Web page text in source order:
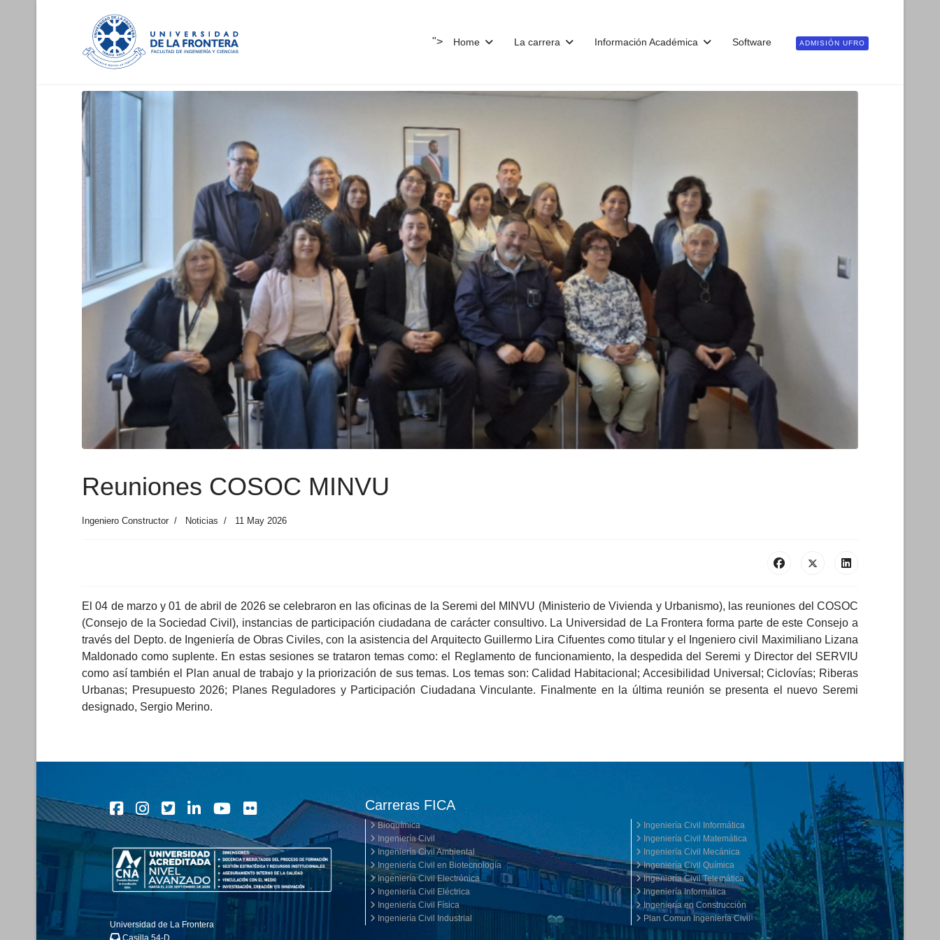
"> Home La carrera Información Académica Software ADMISIÓN UFRO
Reuniones COSOC MINVU
Ingeniero Constructor Noticias 11 May 2026
El 04 de marzo y 01 de abril de 2026 se celebraron en las oficinas de la Seremi del MINVU (Ministerio de Vivienda y Urbanismo), las reuniones del COSOC
(Consejo de la Sociedad Civil), instancias de participación ciudadana de carácter consultivo. La Universidad de La Frontera forma parte de este Consejo a
través del Depto. de Ingeniería de Obras Civiles, con la asistencia del Arquitecto Guillermo Lira Cifuentes como titular y el Ingeniero civil Maximiliano Lizana
Maldonado como suplente. En estas sesiones se trataron temas como: el Reglamento de funcionamiento, la despedida del Seremi y Director del SERVIU
como así también el Plan anual de trabajo y la priorización de sus temas. Los temas son: Calidad Habitacional; Accesibilidad Universal; Ciclovías; Riberas
Urbanas; Presupuesto 2026; Planes Reguladores y Participación Ciudadana Vinculante. Finalmente en la última reunión se presenta el nuevo Seremi
designado, Sergio Merino.
Universidad de La Frontera
Casilla 54-D
Carreras FICA
Bioquímica
Ingeniería Civil
Ingeniería Civil Ambiental
Ingeniería Civil en Biotecnología
Ingeniería Civil Electrónica
Ingeniería Civil Eléctrica
Ingeniería Civil Física
Ingeniería Civil Industrial
Ingeniería Civil Informática
Ingeniería Civil Matemática
Ingeniería Civil Mecánica
Ingeniería Civil Química
Ingeniería Civil Telemática
Ingeniería Informática
Ingeniería en Construcción
Plan Comun Ingeniería Civil